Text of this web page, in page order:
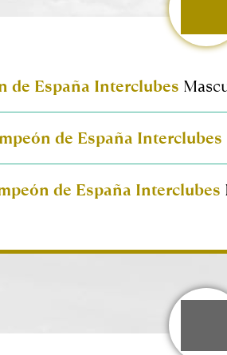
de España Interclubes
de España Interclubes
de España Interclubes